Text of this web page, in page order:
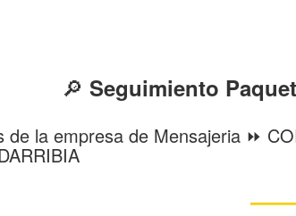
🔎 Seguimiento
de la empresa de Mensajeria ⏩